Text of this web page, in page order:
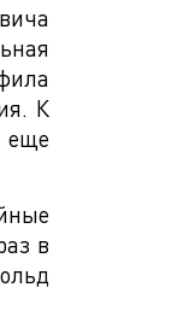
К
еще
в